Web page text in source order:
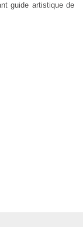
guide artistique de